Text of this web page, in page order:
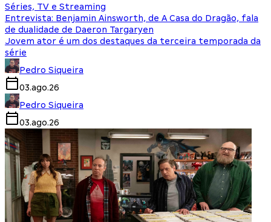
Séries, TV e Streaming
Entrevista: Benjamin Ainsworth, de A Casa do Dragão, fala
de dualidade de Daeron Targaryen
Jovem ator é um dos destaques da terceira temporada da
série
Pedro Siqueira
03.ago.26
Pedro Siqueira
03.ago.26